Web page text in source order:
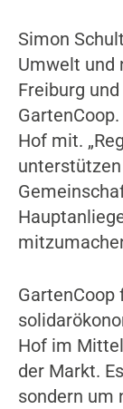
Simon
Umwelt und
Freiburg
Hof mit.
Hof im
der Markt.
sondern um